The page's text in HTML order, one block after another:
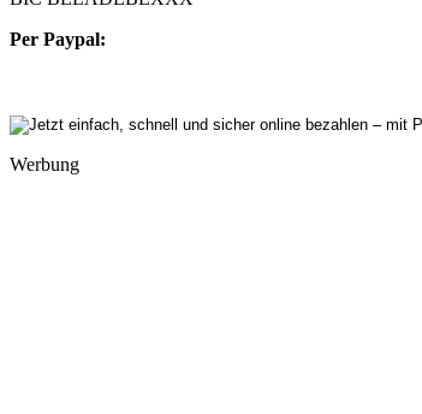
Per Paypal:
Werbung